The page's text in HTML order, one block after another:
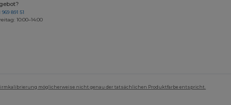
969 891 51
10:00–14:00
möglicherweise nicht genau der tatsächlichen Produktfarbe entspricht.